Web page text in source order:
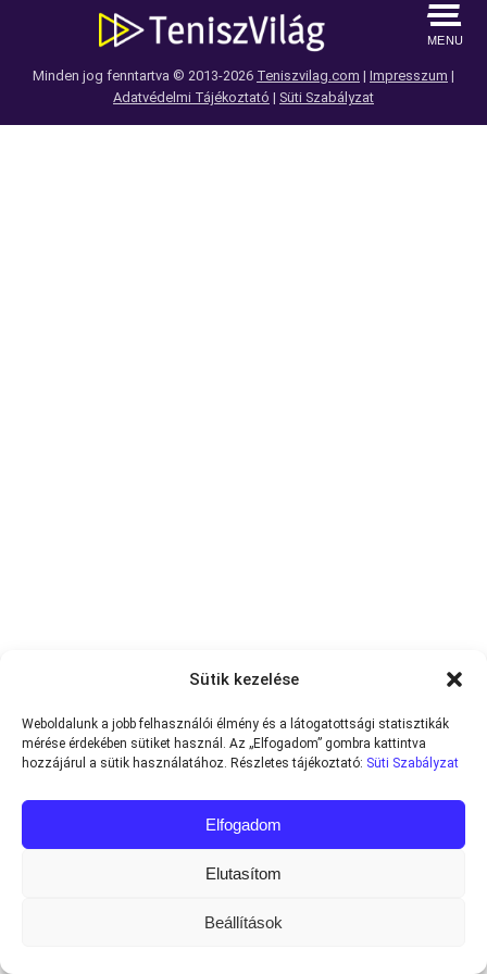
Sütik kezelése
Weboldalunk a jobb felhasználói élmény és a látogatottsági statisztikák
mérése érdekében sütiket használ. Az „Elfogadom” gombra kattintva
hozzájárul a sütik használatához. Részletes tájékoztató: Süti Szabályzat
Elfogadom
Elutasítom
Beállítások
MENU
Minden jog fenntartva © 2013-2026 Teniszvilag.com | Impresszum |
Adatvédelmi Tájékoztató | Süti Szabályzat